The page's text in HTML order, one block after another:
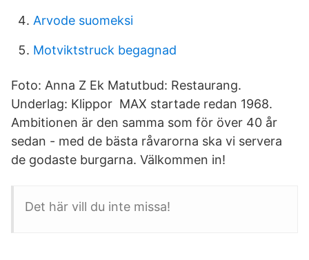
Arvode suomeksi
Motviktstruck begagnad
Foto: Anna Z Ek Matutbud: Restaurang.
Underlag: Klippor MAX startade redan 1968.
Ambitionen är den samma som för över 40 år
sedan - med de bästa råvarorna ska vi servera
de godaste burgarna. Välkommen in!
Det här vill du inte missa!